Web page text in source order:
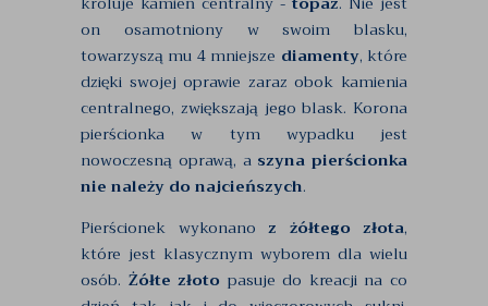
on osamotniony w swoim blasku,
towarzyszą mu 4 mniejsze diamenty, które
dzięki swojej oprawie zaraz obok kamienia
centralnego, zwiększają jego blask. Korona
pierścionka w tym wypadku jest
nowoczesną oprawą, a szyna pierścionka
nie należy do najcieńszych.
Pierścionek wykonano z żółtego złota,
które jest klasycznym wyborem dla wielu
osób. Żółte złoto pasuje do kreacji na co